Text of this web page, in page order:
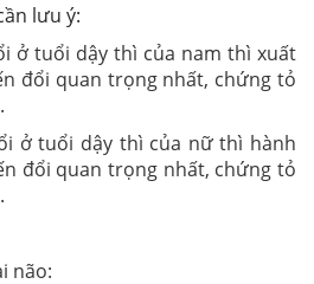
lưu ý:
ở tuổi dậy thì của nam thì xuất
đổi quan trọng nhất, chứng tỏ
ở tuổi dậy thì của nữ thì hành
đổi quan trọng nhất, chứng tỏ
não: